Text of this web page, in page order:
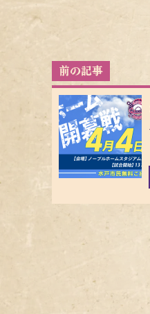
投
稿
ナ
ビ
ゲ
ー
シ
ョ